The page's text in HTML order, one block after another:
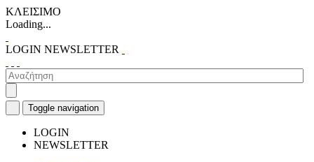
ΚΛΕΙΣΙΜΟ
Loading...
LOGIN NEWSLETTER
Toggle navigation
LOGIN
NEWSLETTER